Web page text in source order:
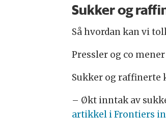
Sukker og
Så hvordan kan vi
Pressler og co
Sukker og raffinerte
– Økt inntak av
artikkel i Frontiers